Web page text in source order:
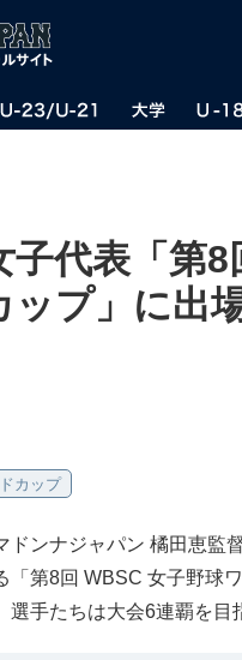
代表「第
ップ」に出
カップ
ンナジャパン 橘田恵監
「第8回 WBSC 女子野球
選手たちは大会6連覇を目